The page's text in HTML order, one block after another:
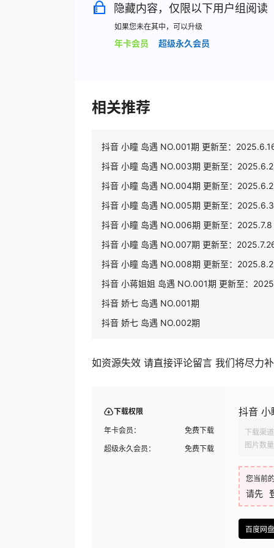
隐藏内容，仅限以下用户组阅读
如果您未在其中，可以升级
年卡会员 超级永久会员
相关推荐
抖音 小瞳 岛遇 NO.001期 更新至：
抖音 小瞳 岛遇 NO.003期 更新至：
抖音 小瞳 岛遇 NO.004期 更新至：
抖音 小瞳 岛遇 NO.005期 更新至：
抖音 小瞳 岛遇 NO.006期 更新至：2025.7.8
抖音 小瞳 岛遇 NO.007期 更新至：
抖音 小瞳 岛遇 NO.008期 更新至：
抖音 小蒋姐姐 岛遇 NO.001期 更新至：
抖音 娇七 岛遇 NO.001期
抖音 娇七 岛遇 NO.002期
如资源失效 请直接评论留言 我们将尽力
下载权限
年卡会员：
免费下载
超级永久会员：
免费下载
抖音 小
下载渠
图片数
您当前
请先
百度网盘